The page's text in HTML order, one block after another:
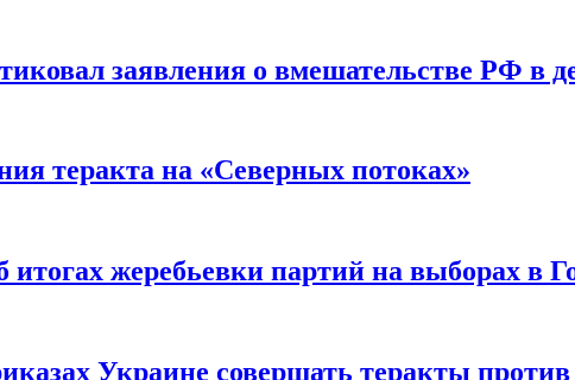
заявления о вмешательстве РФ в
теракта на «Северных потоках»
жеребьевки партий на выборах в
Украине совершать теракты против